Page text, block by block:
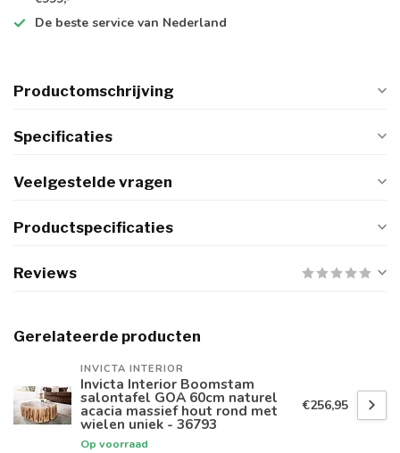
De beste service van Nederland
Productomschrijving
Specificaties
Veelgestelde vragen
Productspecificaties
Reviews
Gerelateerde producten
INVICTA INTERIOR
Invicta Interior Boomstam
salontafel GOA 60cm naturel
acacia massief hout rond met
wielen uniek - 36793
Op voorraad
€256,95